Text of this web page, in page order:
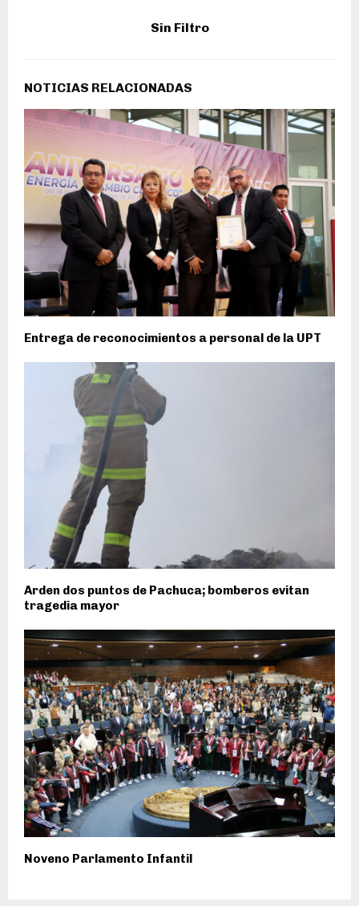
Sin Filtro
NOTICIAS RELACIONADAS
Entrega de reconocimientos a personal de la UPT
Arden dos puntos de Pachuca; bomberos evitan
tragedia mayor
Noveno Parlamento Infantil